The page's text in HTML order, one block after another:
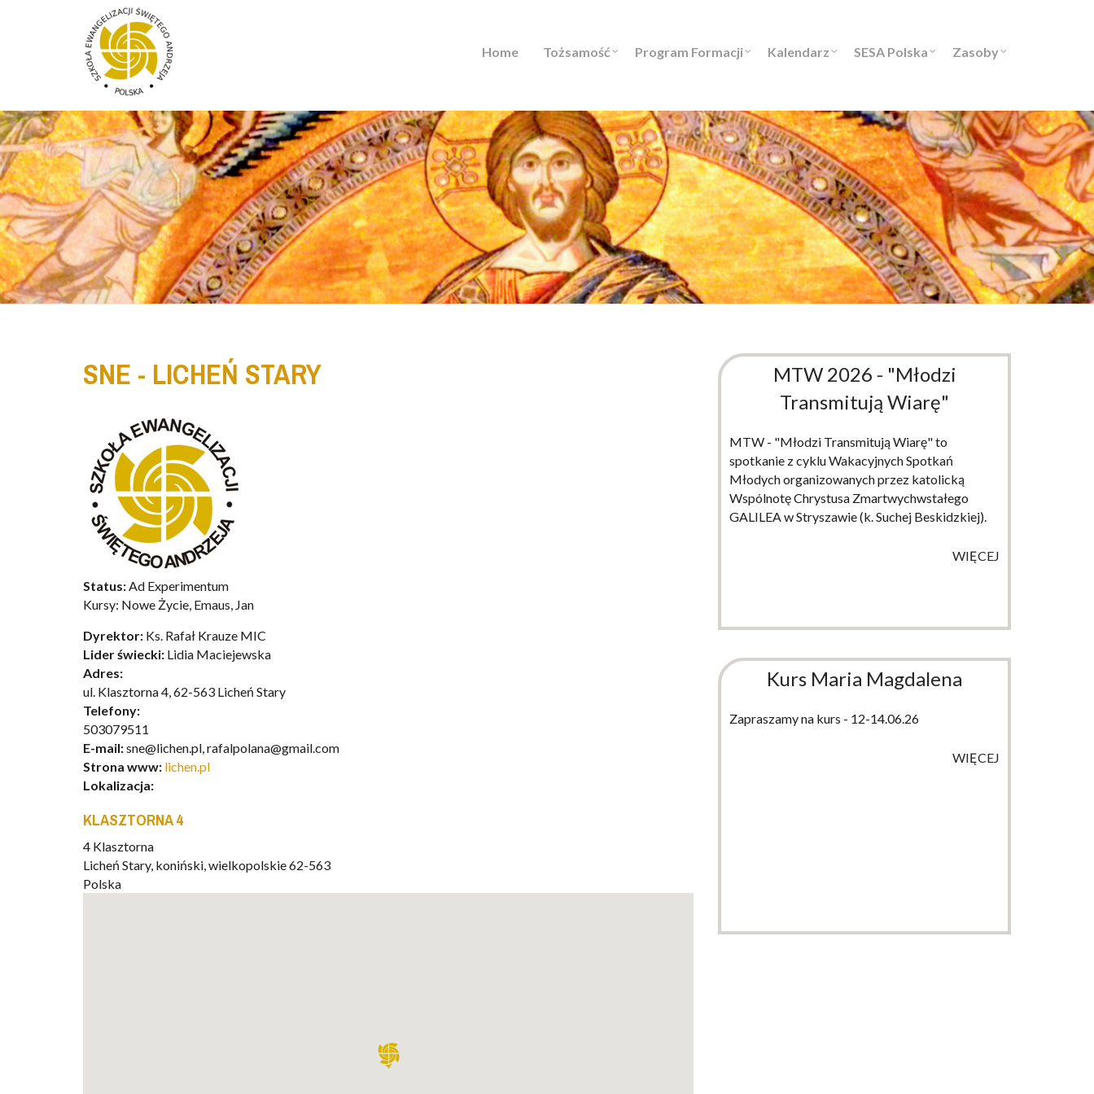
Home Tożsamość Program Formacji Kalendarz SESA Polska Zasoby
SNE - LICHEŃ STARY
Status: Ad Experimentum
Kursy: Nowe Życie, Emaus, Jan
Dyrektor: Ks. Rafał Krauze MIC
Lider świecki: Lidia Maciejewska
Adres:
ul. Klasztorna 4, 62-563 Licheń Stary
Telefony:
503079511
E-mail:sne@lichen.pl, rafalpolana@gmail.com
Strona www: lichen.pl
Lokalizacja:
KLASZTORNA 4
4 Klasztorna
Licheń Stary, koniński, wielkopolskie62-563
Polska
MTW 2026 - "Młodzi
Transmitują Wiarę"
MTW - "Młodzi Transmitują Wiarę" to
spotkanie z cyklu Wakacyjnych Spotkań
Młodych organizowanych przez katolicką
Wspólnotę Chrystusa Zmartwychwstałego
GALILEA w Stryszawie (k. Suchej Beskidzkiej).
WIĘCEJ
Kurs Maria Magdalena
Zapraszamy na kurs - 12-14.06.26
WIĘCEJ